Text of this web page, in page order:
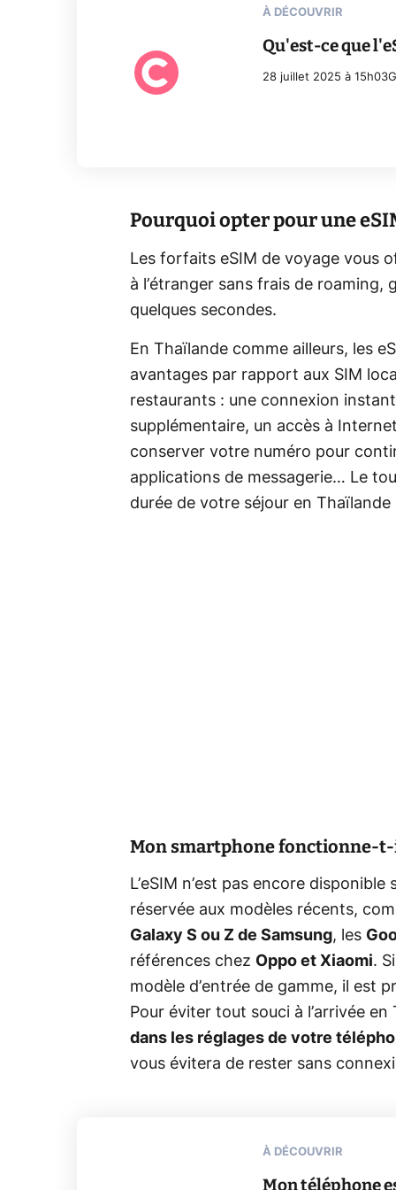
À DÉCOUVRIR
Qu'est-ce que
28 juillet 2025 à 15h03
Pourquoi opter pour une
Les forfaits eSIM de voyage vous
à l’étranger sans frais de
quelques secondes.
En Thaïlande comme ailleurs, les
avantages par rapport aux SIM
restaurants : une connexion
supplémentaire, un accès à
conserver votre numéro pour
applications de messagerie… Le
durée de votre séjour en Thaïlande
Mon smartphone fonctionne-t-
L’eSIM n’est pas encore
réservée aux modèles récents,
Galaxy S ou Z de Samsung, les
références chez Oppo et Xiaomi.
modèle d’entrée de gamme, il est
Pour éviter tout souci à l’arrivée
dans les réglages de votre
vous évitera de rester sans
À DÉCOUVRIR
Mon téléphone